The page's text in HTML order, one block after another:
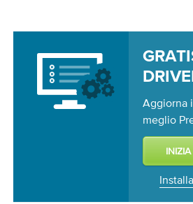
Aggiorna
meglio